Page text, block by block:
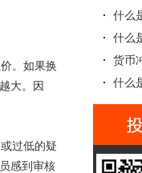
。如果换
大。因
过低的疑
感到审核
什么
什么
货币
什么
准的